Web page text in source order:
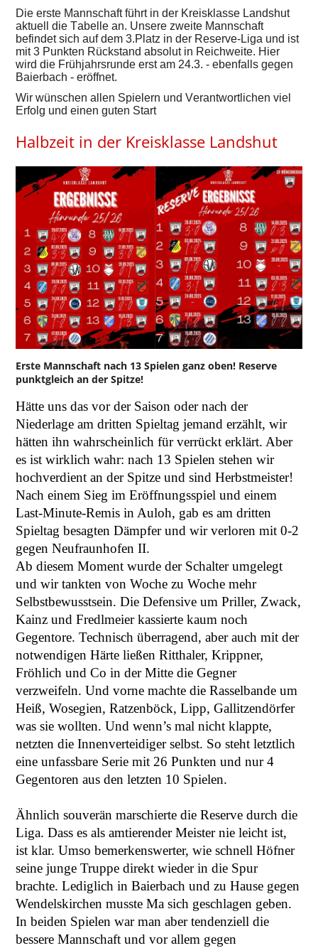
Die erste Mannschaft führt in der Kreisklasse Landshut
aktuell die Tabelle an. Unsere zweite Mannschaft
befindet sich auf dem 3.Platz in der Reserve-Liga und ist
mit 3 Punkten Rückstand absolut in Reichweite. Hier
wird die Frühjahrsrunde erst am 24.3. - ebenfalls gegen
Baierbach - eröffnet.
Wir wünschen allen Spielern und Verantwortlichen viel
Erfolg und einen guten Start
Halbzeit in der Kreisklasse Landshut
Erste Mannschaft nach 13 Spielen ganz oben! Reserve
punktgleich an der Spitze!
Hätte uns das vor der Saison oder nach der
Niederlage am dritten Spieltag jemand erzählt, wir
hätten ihn wahrscheinlich für verrückt erklärt. Aber
es ist wirklich wahr: nach 13 Spielen stehen wir
hochverdient an der Spitze und sind Herbstmeister!
Nach einem Sieg im Eröffnungsspiel und einem
Last-Minute-Remis in Auloh, gab es am dritten
Spieltag besagten Dämpfer und wir verloren mit 0-2
gegen Neufraunhofen II.
Ab diesem Moment wurde der Schalter umgelegt
und wir tankten von Woche zu Woche mehr
Selbstbewusstsein. Die Defensive um Priller, Zwack,
Kainz und Fredlmeier kassierte kaum noch
Gegentore. Technisch überragend, aber auch mit der
notwendigen Härte ließen Ritthaler, Krippner,
Fröhlich und Co in der Mitte die Gegner
verzweifeln. Und vorne machte die Rasselbande um
Heiß, Wosegien, Ratzenböck, Lipp, Gallitzendörfer
was sie wollten. Und wenn’s mal nicht klappte,
netzten die Innenverteidiger selbst. So steht letztlich
eine unfassbare Serie mit 26 Punkten und nur 4
Gegentoren aus den letzten 10 Spielen.
Ähnlich souverän marschierte die Reserve durch die
Liga. Dass es als amtierender Meister nie leicht ist,
ist klar. Umso bemerkenswerter, wie schnell Höfner
seine junge Truppe direkt wieder in die Spur
brachte. Lediglich in Baierbach und zu Hause gegen
Wendelskirchen musste Ma sich geschlagen geben.
In beiden Spielen war man aber tendenziell die
bessere Mannschaft und vor allem gegen